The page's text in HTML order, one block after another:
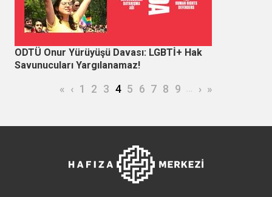
ODTÜ Onur Yürüyüşü Davası: LGBTİ+ Hak
Savunucuları Yargılanamaz!
Sayfalamaİlk sayfa
« Önceki sayfa
‹ Page
1 Page
2 Page
3 Şu an kullanılan sayfa
4 Page
5 Page
6 Page
7 Page
8 Page
9 … Sonraki sayfa
› Son sayfa
»